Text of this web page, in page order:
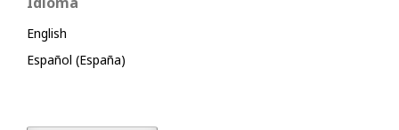
English
Español (España)